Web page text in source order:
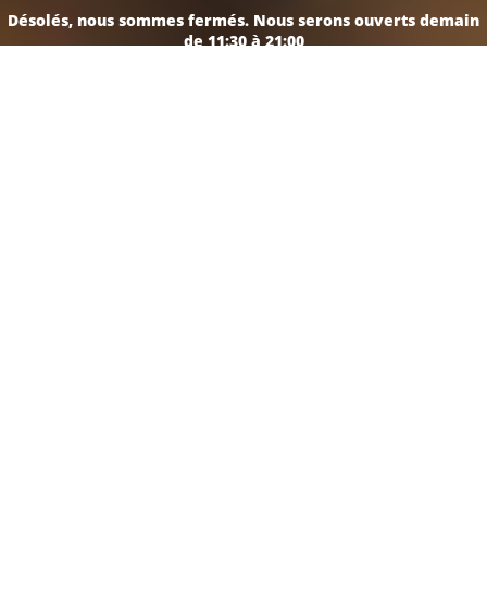
Désolés, nous sommes fermés. Nous serons ouverts demain
de 11:30 à 21:00